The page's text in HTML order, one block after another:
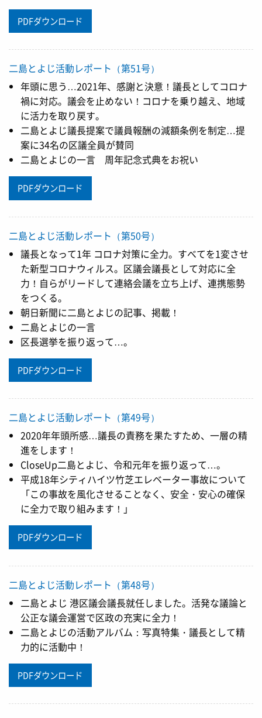
PDFダウンロード
二島とよじ活動レポート（第51号）
年頭に思う…2021年、感謝と決意！議長としてコロナ
禍に対応。議会を止めない！コロナを乗り越え、地域
に活力を取り戻す。
二島とよじ議長提案で議員報酬の減額条例を制定…提
案に34名の区議全員が賛同
二島とよじの一言 周年記念式典をお祝い
PDFダウンロード
二島とよじ活動レポート（第50号）
議長となって1年 コロナ対策に全力。すべてを1変させ
た新型コロナウィルス。区議会議長として対応に全
力！自らがリードして連絡会議を立ち上げ、連携態勢
をつくる。
朝日新聞に二島とよじの記事、掲載！
二島とよじの一言
区長選挙を振り返って…。
PDFダウンロード
二島とよじ活動レポート（第49号）
2020年年頭所感…議長の責務を果たすため、一層の精
進をします！
CloseUp二島とよじ、令和元年を振り返って…。
平成18年シティハイツ竹芝エレベーター事故について
「この事故を風化させることなく、安全・安心の確保
に全力で取り組みます！」
PDFダウンロード
二島とよじ活動レポート（第48号）
二島とよじ 港区議会議長就任しました。活発な議論と
公正な議会運営で区政の充実に全力！
二島とよじの活動アルバム：写真特集・議長として精
力的に活動中！
PDFダウンロード